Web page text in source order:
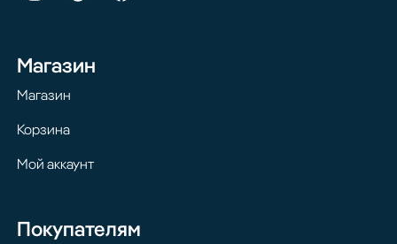
Магазин
Магазин
Корзина
Мой аккаунт
Покупателям